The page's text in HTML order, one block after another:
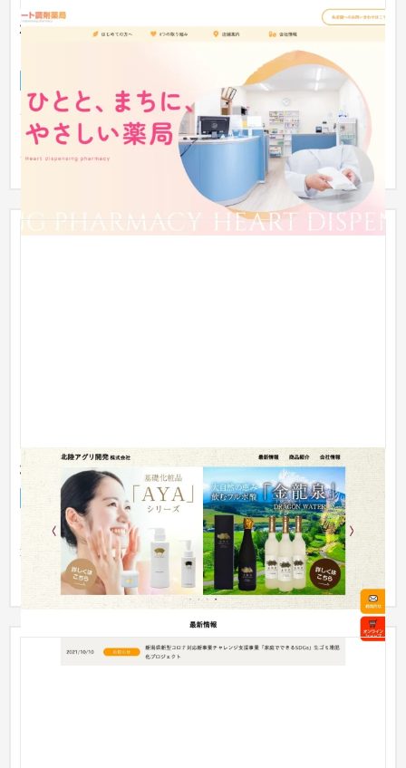
株式会社共生バックアップシステム コーポレートサ
※パッケージプランPAKETUNEにて制作。 ブランドコピー「ひ
とと、まちに、やさしい薬局」を軸に、地域に根ざした薬局グ
北陸アグリ開発株式会社様
企業サイト 製造業
「土壌改良剤 花咲じいさん」をはじめとしたフルボ酸製品を製
造・販売されており、ネット販売も行っているため、オンライ
ンショ...